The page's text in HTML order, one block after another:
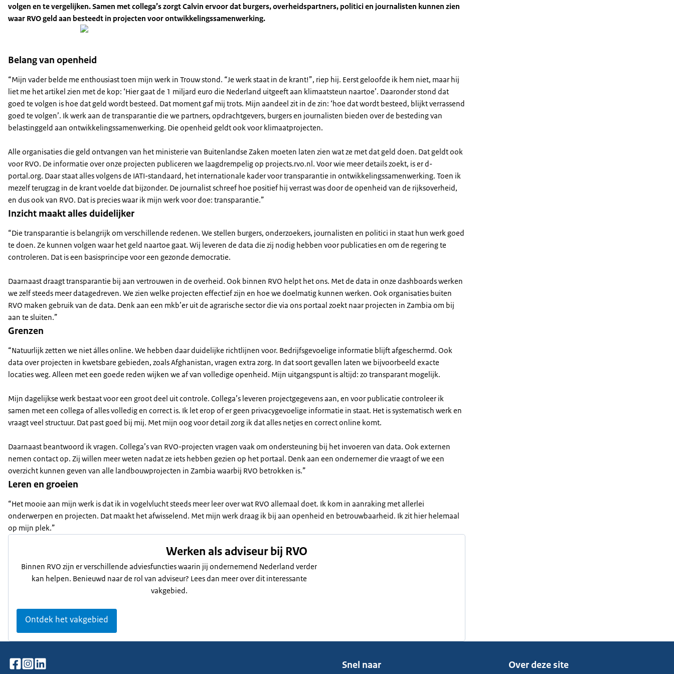
volgen en te vergelijken. Samen met collega’s zorgt Calvin ervoor dat burgers, overheidspartners, politici en journalisten kunnen zien
waar RVO geld aan besteedt in projecten voor ontwikkelingssamenwerking.
Belang van openheid
“Mijn vader belde me enthousiast toen mijn werk in Trouw stond. “Je werk staat in de krant!”, riep hij. Eerst geloofde ik hem niet, maar hij
liet me het artikel zien met de kop: ‘Hier gaat de 1 miljard euro die Nederland uitgeeft aan klimaatsteun naartoe’. Daaronder stond dat
goed te volgen is hoe dat geld wordt besteed. Dat moment gaf mij trots. Mijn aandeel zit in de zin: ‘hoe dat wordt besteed, blijkt verrassend
goed te volgen’. Ik werk aan de transparantie die we partners, opdrachtgevers, burgers en journalisten bieden over de besteding van
belastinggeld aan ontwikkelingssamenwerking. Die openheid geldt ook voor klimaatprojecten.
Alle organisaties die geld ontvangen van het ministerie van Buitenlandse Zaken moeten laten zien wat ze met dat geld doen. Dat geldt ook
voor RVO. De informatie over onze projecten publiceren we laagdrempelig op projects.rvo.nl. Voor wie meer details zoekt, is er d-
portal.org. Daar staat alles volgens de IATI-standaard, het internationale kader voor transparantie in ontwikkelingssamenwerking. Toen ik
mezelf terugzag in de krant voelde dat bijzonder. De journalist schreef hoe positief hij verrast was door de openheid van de rijksoverheid,
en dus ook van RVO. Dat is precies waar ik mijn werk voor doe: transparantie.”
Inzicht maakt alles duidelijker
“Die transparantie is belangrijk om verschillende redenen. We stellen burgers, onderzoekers, journalisten en politici in staat hun werk goed
te doen. Ze kunnen volgen waar het geld naartoe gaat. Wij leveren de data die zij nodig hebben voor publicaties en om de regering te
controleren. Dat is een basisprincipe voor een gezonde democratie.
Daarnaast draagt transparantie bij aan vertrouwen in de overheid. Ook binnen RVO helpt het ons. Met de data in onze dashboards werken
we zelf steeds meer datagedreven. We zien welke projecten effectief zijn en hoe we doelmatig kunnen werken. Ook organisaties buiten
RVO maken gebruik van de data. Denk aan een mkb’er uit de agrarische sector die via ons portaal zoekt naar projecten in Zambia om bij
aan te sluiten.”
Grenzen
“Natuurlijk zetten we niet álles online. We hebben daar duidelijke richtlijnen voor. Bedrijfsgevoelige informatie blijft afgeschermd. Ook
data over projecten in kwetsbare gebieden, zoals Afghanistan, vragen extra zorg. In dat soort gevallen laten we bijvoorbeeld exacte
locaties weg. Alleen met een goede reden wijken we af van volledige openheid. Mijn uitgangspunt is altijd: zo transparant mogelijk.
Mijn dagelijkse werk bestaat voor een groot deel uit controle. Collega’s leveren projectgegevens aan, en voor publicatie controleer ik
samen met een collega of alles volledig en correct is. Ik let erop of er geen privacygevoelige informatie in staat. Het is systematisch werk en
vraagt veel structuur. Dat past goed bij mij. Met mijn oog voor detail zorg ik dat alles netjes en correct online komt.
Daarnaast beantwoord ik vragen. Collega’s van RVO-projecten vragen vaak om ondersteuning bij het invoeren van data. Ook externen
nemen contact op. Zij willen meer weten nadat ze iets hebben gezien op het portaal. Denk aan een ondernemer die vraagt of we een
overzicht kunnen geven van alle landbouwprojecten in Zambia waarbij RVO betrokken is.”
Leren en groeien
“Het mooie aan mijn werk is dat ik in vogelvlucht steeds meer leer over wat RVO allemaal doet. Ik kom in aanraking met allerlei
onderwerpen en projecten. Dat maakt het afwisselend. Met mijn werk draag ik bij aan openheid en betrouwbaarheid. Ik zit hier helemaal
op mijn plek.”
Werken als adviseur bij RVO
Binnen RVO zijn er verschillende adviesfuncties waarin jij ondernemend Nederland verder
kan helpen. Benieuwd naar de rol van adviseur? Lees dan meer over dit interessante
vakgebied.
Ontdek het vakgebied
Snel naar Over deze site